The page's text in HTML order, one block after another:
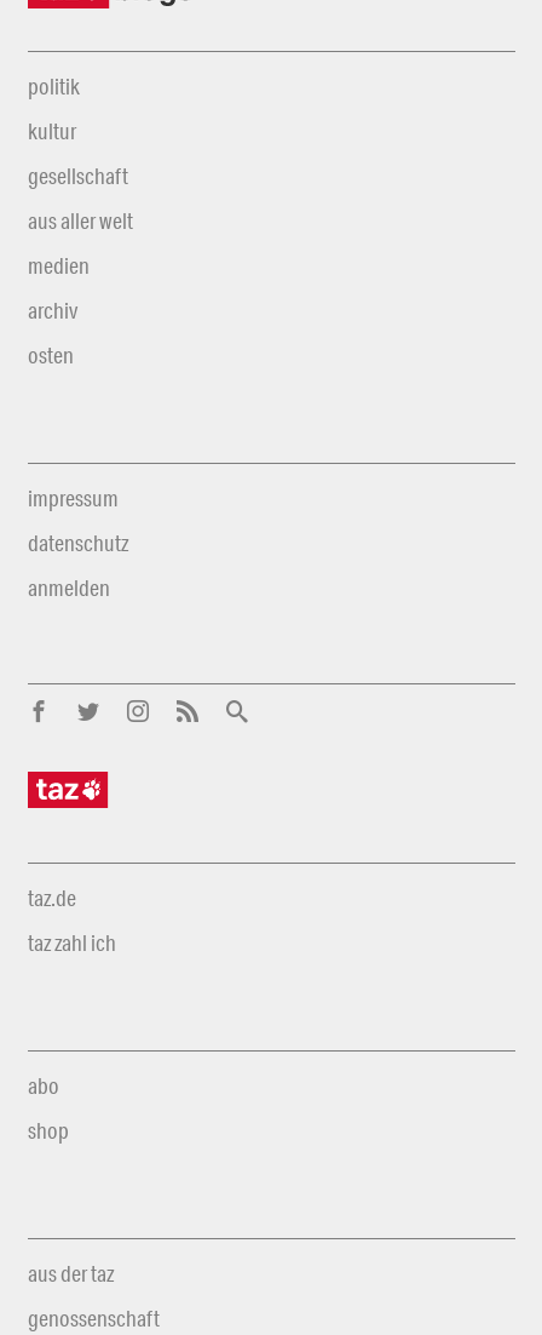
politik
kultur
gesellschaft
aus aller welt
medien
archiv
osten
impressum
datenschutz
anmelden
taz.de
taz zahl ich
abo
shop
aus der taz
genossenschaft